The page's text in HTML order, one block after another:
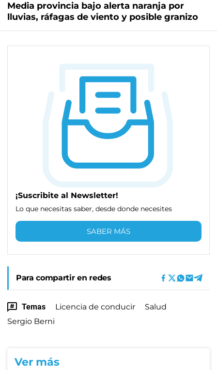
Media provincia bajo alerta naranja por
lluvias, ráfagas de viento y posible granizo
¡Suscribite al Newsletter!
Lo que necesitas saber, desde donde necesites
SABER MÁS
Para compartir en redes
Temas Licencia de conducir
Salud
Sergio Berni
Ver más